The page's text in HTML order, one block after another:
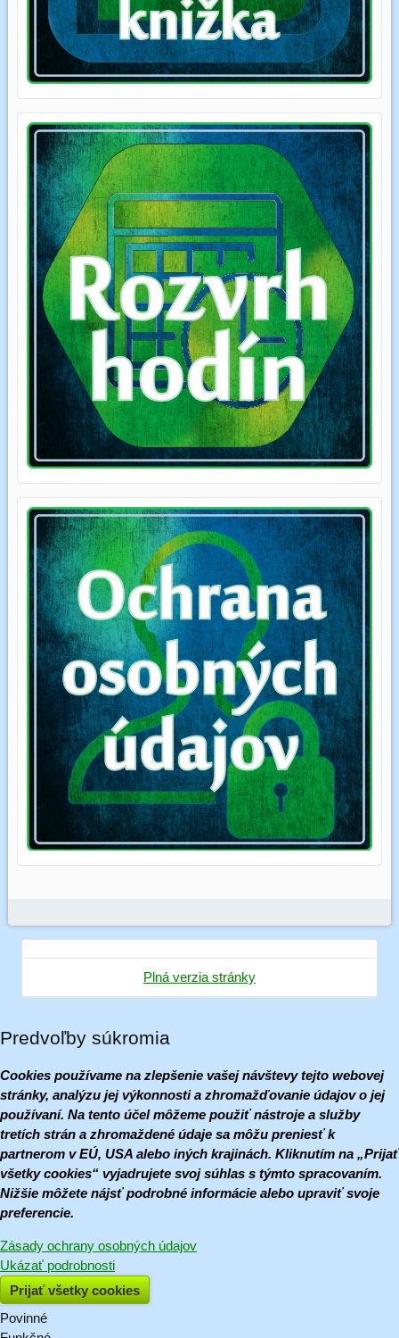
Plná verzia stránky
Predvoľby súkromia
Cookies používame na zlepšenie vašej návštevy tejto webovej
stránky, analýzu jej výkonnosti a zhromažďovanie údajov o jej
používaní. Na tento účel môžeme použiť nástroje a služby
tretích strán a zhromaždené údaje sa môžu preniesť k
partnerom v EÚ, USA alebo iných krajinách. Kliknutím na „Prijať
všetky cookies“ vyjadrujete svoj súhlas s týmto spracovaním.
Nižšie môžete nájsť podrobné informácie alebo upraviť svoje
preferencie.
Zásady ochrany osobných údajov
Ukázať podrobnosti
Prijať všetky cookies
Povinné